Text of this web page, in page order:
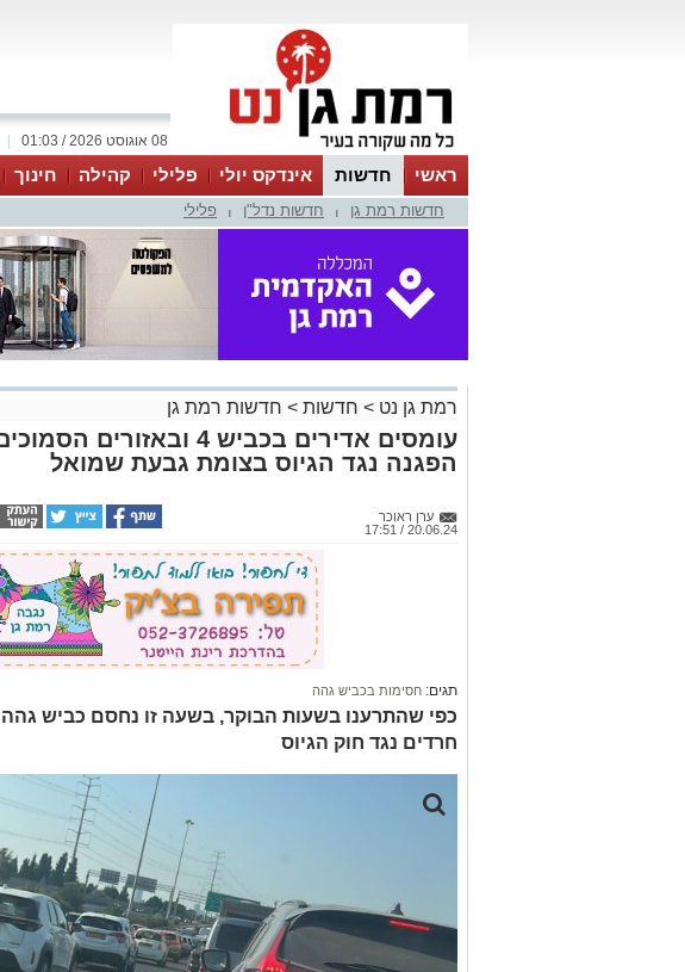
08 אוגוסט 2026 / 01:03
ראשי חדשות אינדקס יולי פלילי קהילה חינוך
ווטסאפ
חדשות רמת גן חדשות נדל"ן פלילי
רמת גן נט > חדשות > חדשות רמת גן
עומסים אדירים בכביש 4
הפגנה נגד הגיוס בצומת גבעת שמואל
ערן ראוכר
20.06.24 / 17:51
תגים: חסימות בכביש גהה
כפי שהתרענו בשעות הבוקר, בשעה זו נחסם כביש
חרדים נגד חוק הגיוס